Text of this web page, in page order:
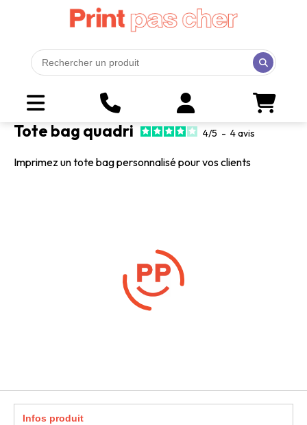
Tote bag quadri 4/5 - 4avis
Imprimez un tote bag personnalisé pour vos clients
Infos produit